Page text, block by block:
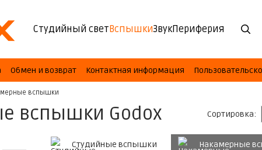
Студийный светВспышкиЗвукПериферия
Обмен и возврат Контактная информация
вспышки
вспышки Godox Сортировка:
Студийные вспышки Накамерные